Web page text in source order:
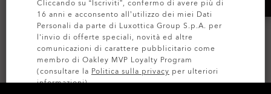
Cliccando su “Iscriviti”, confermo di avere più di
16 anni e acconsento all’utilizzo dei miei Dati
Personali da parte di Luxottica Group S.p.A. per
l'invio di offerte speciali, novità ed altre
comunicazioni di carattere pubblicitario come
membro di Oakley MVP Loyalty Program
(consultare la Politica sulla privacy per ulteriori
informazioni).